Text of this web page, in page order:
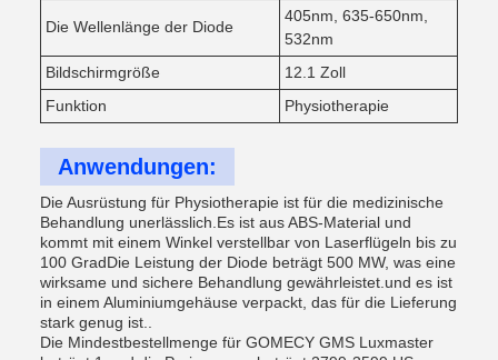
Die Wellenlänge der Diode
405nm, 635-650nm,
532nm
Bildschirmgröße
12.1 Zoll
Funktion
Physiotherapie
Anwendungen:
Die Ausrüstung für Physiotherapie ist für die medizinische
Behandlung unerlässlich.Es ist aus ABS-Material und
kommt mit einem Winkel verstellbar von Laserflügeln bis zu
100 GradDie Leistung der Diode beträgt 500 MW, was eine
wirksame und sichere Behandlung gewährleistet.und es ist
in einem Aluminiumgehäuse verpackt, das für die Lieferung
stark genug ist..
Die Mindestbestellmenge für GOMECY GMS Luxmaster